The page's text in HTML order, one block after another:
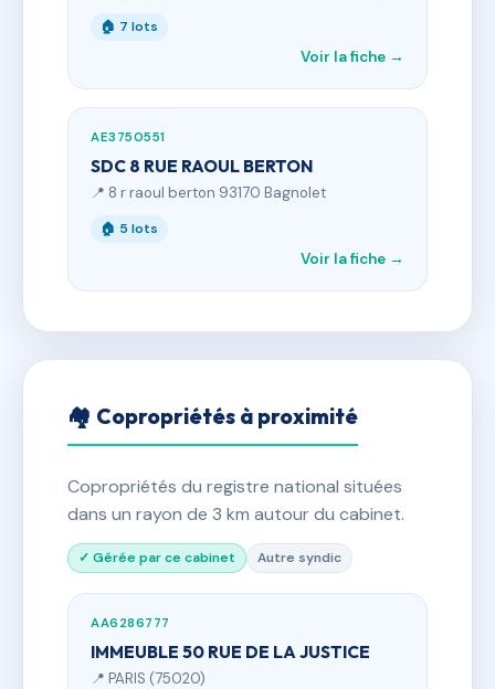
🏠 7 lots
Voir la fiche →
AE3750551
SDC 8 RUE RAOUL BERTON
📍 8 r raoul berton 93170 Bagnolet
🏠 5 lots
Voir la fiche →
🏘 Copropriétés à proximité
Copropriétés du registre national situées
dans un rayon de 3 km autour du cabinet.
✓ Gérée par ce cabinet Autre syndic
AA6286777
IMMEUBLE 50 RUE DE LA JUSTICE
📍 PARIS (75020)